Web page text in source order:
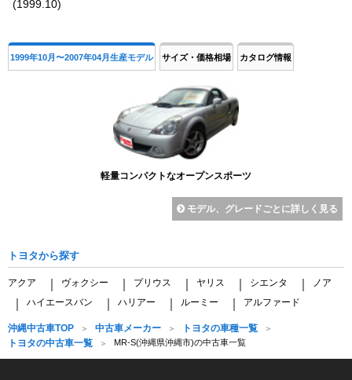
(1999.10)
1999年10月〜2007年04月生産モデル サイズ・価格相場 カタログ情報
軽量コンパクトなオープンスポーツ
モデル、グレードごとに詳しく見る
トヨタから探す
アクア ヴォクシー プリウス ヤリス シエンタ ノア
ハイエースバン ハリアー ルーミー アルファード
沖縄中古車TOP 中古車メーカー
トヨタの車種一覧
トヨタの中古車一覧
MR-S(沖縄県沖縄市)の中古車一覧